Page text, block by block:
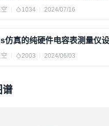
1034 2024/07/16
2003 2024/06/03
谱